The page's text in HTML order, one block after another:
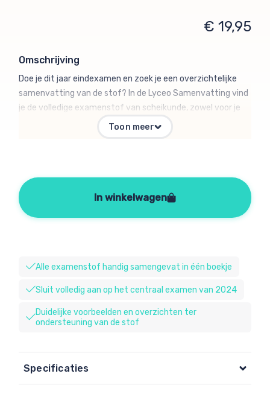
€ 19,95
Omschrijving
Doe je dit jaar eindexamen en zoek je een overzichtelijke
samenvatting van de stof? In de Lyceo Samenvatting vind
je de volledige examenstof van scheikunde, zowel voor je
laatste schoolexamens als voor de centraal examens. Elke
moet weten, met extra uitleg bij moeilijke onderwerpen als
chemisch rekenen en redoxreacties. Maar ook handige
voorbeelden, tips bij het leren, een uitgebreide begrippenlijst
Toon meer
In winkelwagen
Alle examenstof handig samengevat in één boekje
Sluit volledig aan op het centraal examen van 2024
Duidelijke voorbeelden en overzichten ter
ondersteuning van de stof
Specificaties